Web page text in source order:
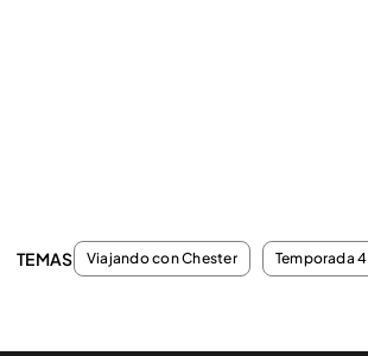
TEMAS Viajando con Chester Temporada 4